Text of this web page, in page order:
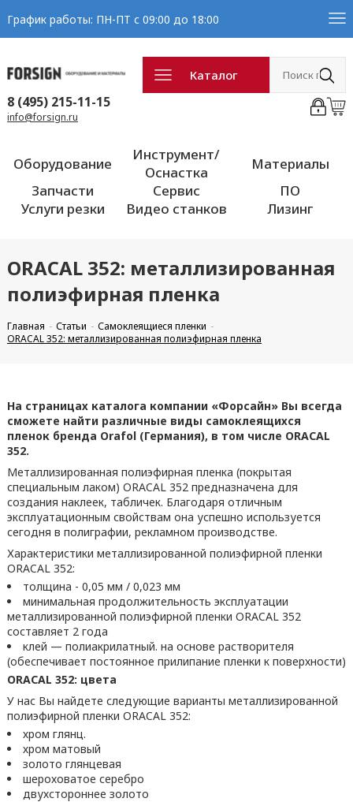
График работы: ПН-ПТ с 09:00 до 18:00
Каталог
8 (495) 215-11-15
info@forsign.ru
Оборудование
Инструмент/
Оснастка
Материалы
Запчасти
Сервис
ПО
Услуги резки
Видео станков Лизинг
ORACAL 352: металлизированная
полиэфирная пленка
Главная Статьи
Самоклеящиеся пленки
ORACAL 352: металлизированная полиэфирная пленка
На страницах каталога компании «Форсайн» Вы всегда
сможете найти различные виды самоклеящихся
пленок бренда Orafol (Германия), в том числе ORACAL
352.
Металлизированная полиэфирная пленка (покрытая
специальным лаком) ORACAL 352 предназначена для
создания наклеек, табличек. Благодаря отличным
эксплуатационным свойствам она успешно используется
сегодня в полиграфии, рекламном производстве.
Характеристики металлизированной полиэфирной пленки
ORACAL 352:
толщина - 0,05 мм / 0,023 мм
минимальная продолжительность эксплуатации
металлизированной полиэфирной пленки ORACAL 352
составляет 2 года
клей — полиакрилатный. на основе растворителя
(обеспечивает постоянное прилипание пленки к поверхности)
ORACAL 352: цвета
У нас Вы найдете следующие варианты металлизированной
полиэфирной пленки ORACAL 352:
хром глянц.
хром матовый
золото глянцевая
шероховатое серебро
двухстороннее золото